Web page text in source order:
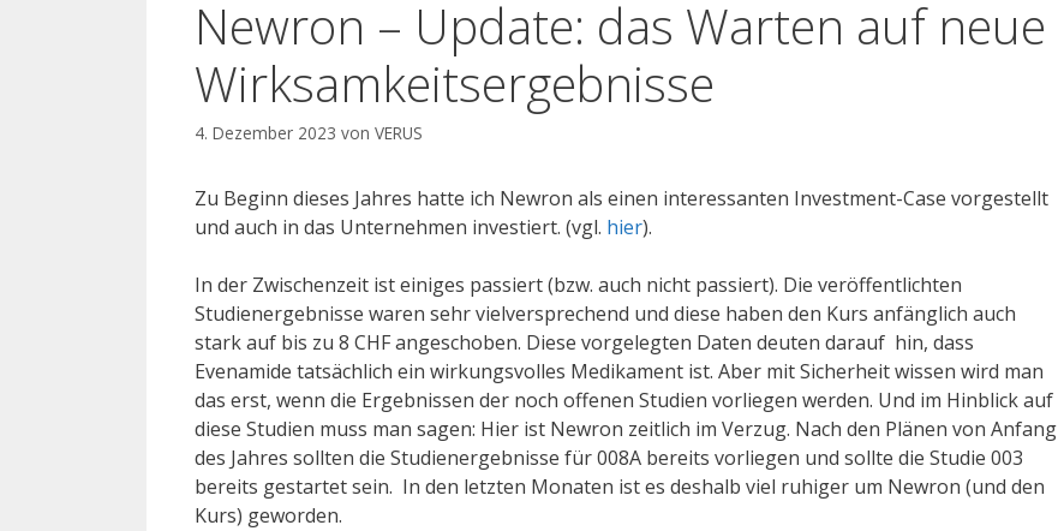
Newron – Update: das Warten auf neue
Wirksamkeitsergebnisse
4. Dezember 2023 von VERUS
Zu Beginn dieses Jahres hatte ich Newron als einen interessanten Investment-Case vorgestellt
und auch in das Unternehmen investiert. (vgl. hier).
In der Zwischenzeit ist einiges passiert (bzw. auch nicht passiert). Die veröffentlichten
Studienergebnisse waren sehr vielversprechend und diese haben den Kurs anfänglich auch
stark auf bis zu 8 CHF angeschoben. Diese vorgelegten Daten deuten darauf hin, dass
Evenamide tatsächlich ein wirkungsvolles Medikament ist. Aber mit Sicherheit wissen wird man
das erst, wenn die Ergebnissen der noch offenen Studien vorliegen werden. Und im Hinblick auf
diese Studien muss man sagen: Hier ist Newron zeitlich im Verzug. Nach den Plänen von Anfang
des Jahres sollten die Studienergebnisse für 008A bereits vorliegen und sollte die Studie 003
bereits gestartet sein. In den letzten Monaten ist es deshalb viel ruhiger um Newron (und den
Kurs) geworden.